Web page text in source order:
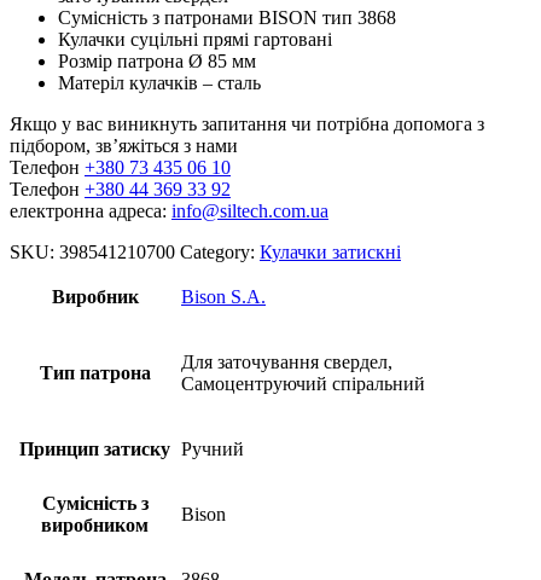
Сумісність з патронами BISON тип 3868
Кулачки суцільні прямі гартовані
Розмір патрона Ø 85 мм
Матеріл кулачків – сталь
Якщо у вас виникнуть запитання чи потрібна допомога з
підбором, зв’яжіться з нами
Телефон +380 73 435 06 10
Телефон +380 44 369 33 92
електронна адреса: info@siltech.com.ua
SKU: 398541210700 Category: Кулачки затискні
Виробник Bison S.A.
Тип патрона
Для заточування свердел,
Самоцентруючий спіральний
Принцип затиску Ручний
Сумісність з
виробником
Bison